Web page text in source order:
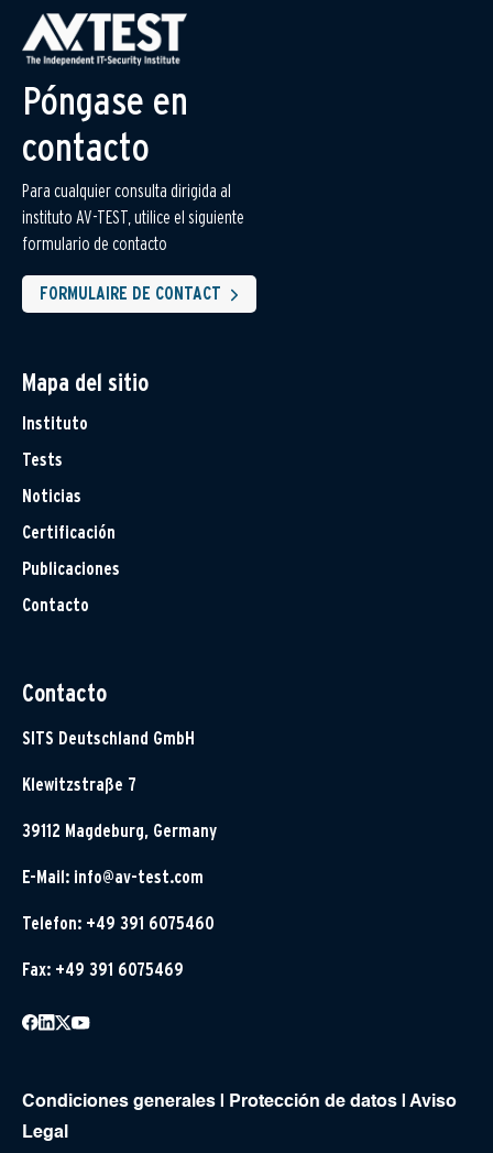
Póngase en
contacto
Para cualquier consulta dirigida al
instituto AV-TEST, utilice el siguiente
formulario de contacto
FORMULAIRE DE CONTACT
Mapa del sitio
Instituto
Tests
Noticias
Certificación
Publicaciones
Contacto
Contacto
SITS Deutschland GmbH
Klewitzstraße 7
39112 Magdeburg, Germany
E-Mail: info@av-test.com
Telefon: +49 391 6075460
Fax: +49 391 6075469
Condiciones generales Protección de datos
Aviso
Legal